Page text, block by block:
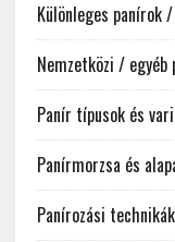
Különleges panírok
Nemzetközi /
Panír típusok és
Panírmorzsa és
Panírozási technikák